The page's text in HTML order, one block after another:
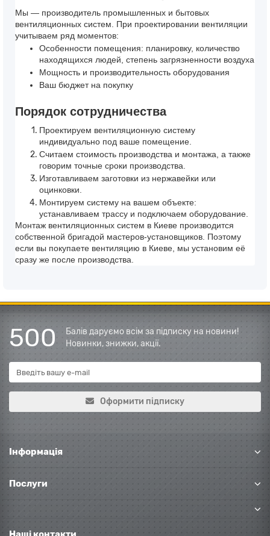
Мы — производитель промышленных и бытовых
вентиляционных систем. При проектировании вентиляции
учитываем ряд моментов:
Особенности помещения: планировку, количество
находящихся людей, степень загрязненности воздуха
Мощность и производительность оборудования
Ваш бюджет на покупку
Порядок сотрудничества
Проектируем вентиляционную систему
индивидуально под ваше помещение.
Считаем стоимость производства и монтажа, а также
говорим точные сроки производства.
Изготавливаем заготовки из нержавейки или
оцинковки.
Монтируем систему на вашем объекте:
устанавливаем трассу и подключаем оборудование.
Монтаж вентиляционных систем в Киеве производится
собственной бригадой мастеров-установщиков. Поэтому
если вы покупаете вентиляцию в Киеве , мы установим её
сразу же после производства.
500
Балів даруємо всім за підписку на новини!
Новинки, знижки, акції.
Оформити підписку
Інформація
Послуги